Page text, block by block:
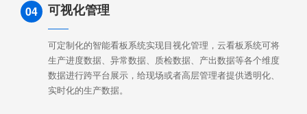
04 可视化管理
可定制化的智能看板系统实现目视化管理，云看板系统可将
生产进度数据、异常数据、质检数据、产出数据等各个维度
数据进行跨平台展示，给现场或者高层管理者提供透明化、
实时化的生产数据。